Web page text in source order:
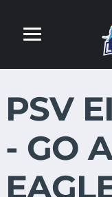
PSV
- GO